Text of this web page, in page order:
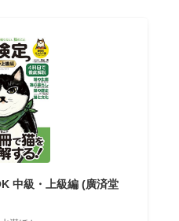
中級・上級編 (廣済堂